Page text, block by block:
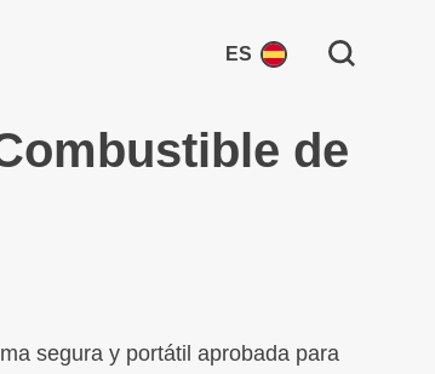
ES Search for:
de
segura y portátil aprobada para